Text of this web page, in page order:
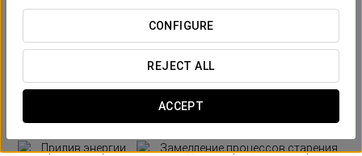
CONFIGURE
REJECT ALL
ACCEPT
Попробуйте новый способ заботы о своем здоровье с
помощью системы Biow-Antiox Regen, установленной в
наших номерах люкс.
Польза
Прилив энергии
Замедление процессов старения